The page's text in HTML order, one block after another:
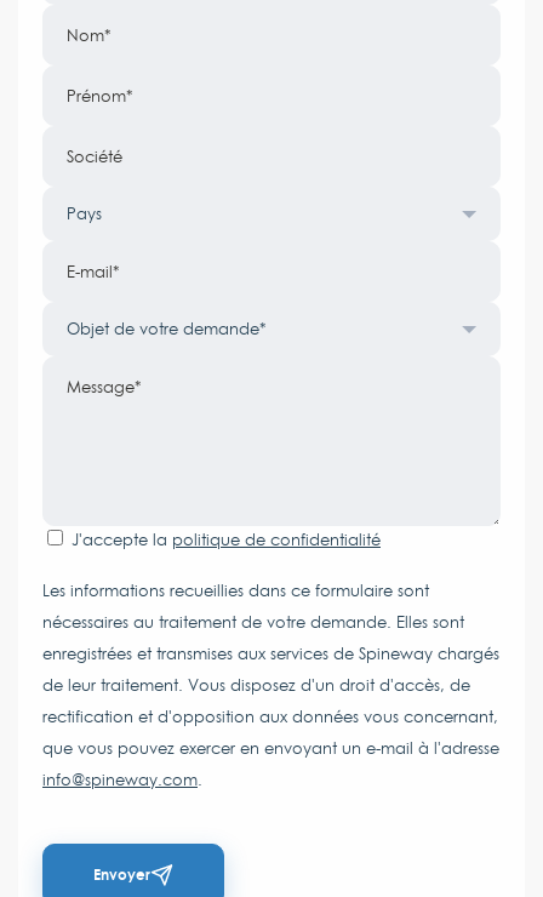
Nom
Prénom
Société
Pays
E-mail
Objet de votre demande*
Message
J'accepte la politique de confidentialité
Les informations recueillies dans ce formulaire sont
nécessaires au traitement de votre demande. Elles sont
enregistrées et transmises aux services de Spineway chargés
de leur traitement. Vous disposez d'un droit d'accès, de
rectification et d'opposition aux données vous concernant,
que vous pouvez exercer en envoyant un e-mail à l'adresse
info@spineway.com.
Envoyer